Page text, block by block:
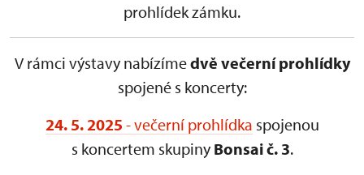
prohlídek zámku.
V rámci výstavy nabízímedvě večerní prohlídky
spojené s koncerty:
24. 5. 2025 - večerní prohlídka spojenou
s koncertem skupiny Bonsai č. 3.